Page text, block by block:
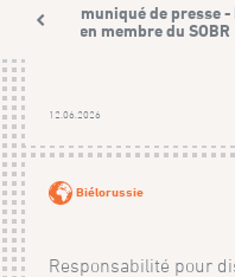
Communiqué de presse
ancien membre du SOBR
12.06.2026
Biélorussie
Responsabilité pour